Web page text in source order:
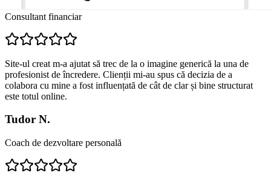
Consultant financiar
Site-ul creat m-a ajutat să trec de la o imagine generică la una de
profesionist de încredere. Clienții mi-au spus că decizia de a
colabora cu mine a fost influențată de cât de clar și bine structurat
este totul online.
Tudor N.
Coach de dezvoltare personală